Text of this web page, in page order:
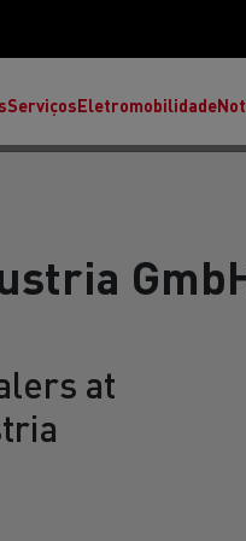
ServiçosEletromobilidade
at